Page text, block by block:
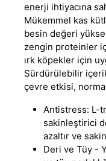
enerji ihtiyacına
Mükemmel kas
besin değeri
zengin proteinler
ırk köpekler için
Sürdürülebilir
çevre etkisi,
Antistress: L-
sakinleştirici
azaltır ve
Deri ve Tüy -